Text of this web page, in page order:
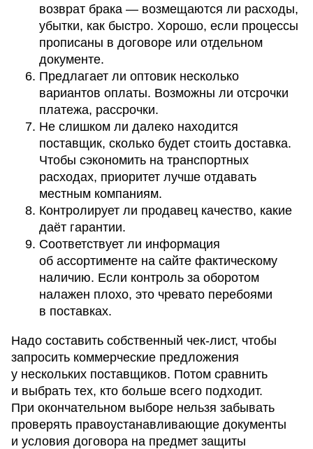
возврат брака — возмещаются ли расходы,
убытки, как быстро. Хорошо, если процессы
прописаны в договоре или отдельном
документе.
Предлагает ли оптовик несколько
вариантов оплаты. Возможны ли отсрочки
платежа, рассрочки.
Не слишком ли далеко находится
поставщик, сколько будет стоить доставка.
Чтобы сэкономить на транспортных
расходах, приоритет лучше отдавать
местным компаниям.
Контролирует ли продавец качество, какие
даёт гарантии.
Соответствует ли информация
об ассортименте на сайте фактическому
наличию. Если контроль за оборотом
налажен плохо, это чревато перебоями
в поставках.
Надо составить собственный чек-лист, чтобы
запросить коммерческие предложения
у нескольких поставщиков. Потом сравнить
и выбрать тех, кто больше всего подходит.
При окончательном выборе нельзя забывать
проверять правоустанавливающие документы
и условия договора на предмет защиты